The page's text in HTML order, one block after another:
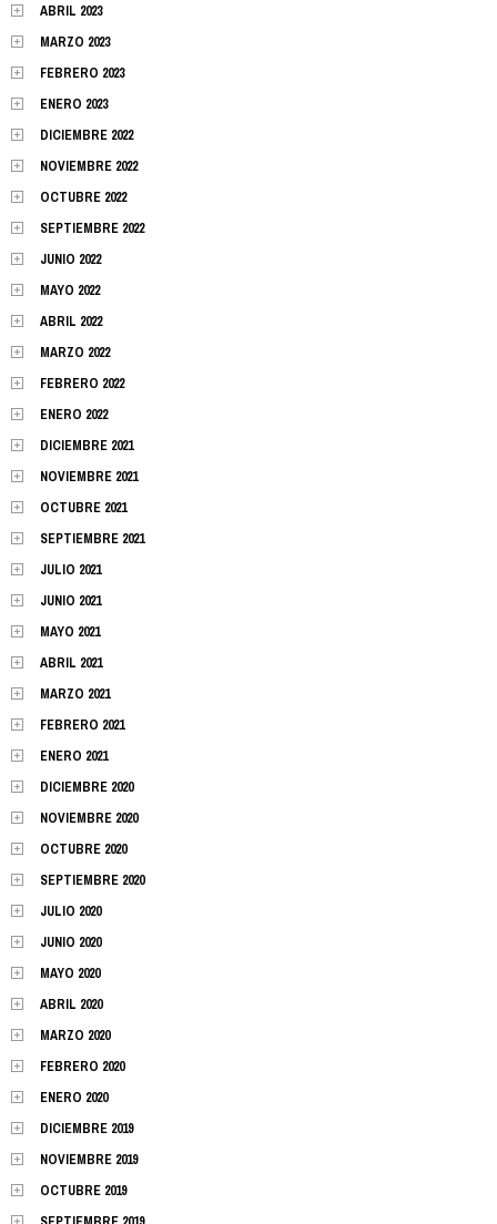
ABRIL 2023
MARZO 2023
FEBRERO 2023
ENERO 2023
DICIEMBRE 2022
NOVIEMBRE 2022
OCTUBRE 2022
SEPTIEMBRE 2022
JUNIO 2022
MAYO 2022
ABRIL 2022
MARZO 2022
FEBRERO 2022
ENERO 2022
DICIEMBRE 2021
NOVIEMBRE 2021
OCTUBRE 2021
SEPTIEMBRE 2021
JULIO 2021
JUNIO 2021
MAYO 2021
ABRIL 2021
MARZO 2021
FEBRERO 2021
ENERO 2021
DICIEMBRE 2020
NOVIEMBRE 2020
OCTUBRE 2020
SEPTIEMBRE 2020
JULIO 2020
JUNIO 2020
MAYO 2020
ABRIL 2020
MARZO 2020
FEBRERO 2020
ENERO 2020
DICIEMBRE 2019
NOVIEMBRE 2019
OCTUBRE 2019